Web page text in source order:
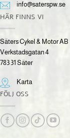
info@saterspw.se
HÄR FINNS VI
Säters Cykel & Motor AB
Verkstadsgatan 4
783 31 Säter
Karta
FÖLJ OSS